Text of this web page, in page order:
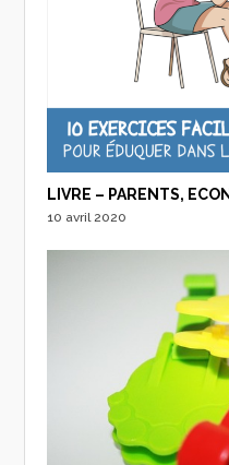
LIVRE – PARENTS,
10 avril 2020